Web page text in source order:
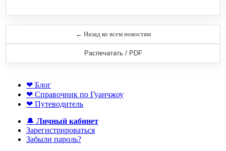
← Назад ко всем новостям
Распечатать / PDF
❤ Блог
❤ Справочник по Гуанчжоу
❤ Путеводитель
🔔 Личный кабинет
Зарегистрироваться
Забыли пароль?